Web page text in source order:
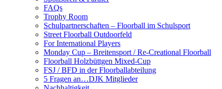
FAQs
Trophy Room
Schulpartnerschaften – Floorball im Schulsport
Street Floorball Outdoorfeld
For International Players
Monday Cup – Breitensport / Re-Creational Floorball
Floorball Holzbüttgen Mixed-Cup
FSJ / BFD in der Floorballabteilung
5 Fragen an…DJK Mitglieder